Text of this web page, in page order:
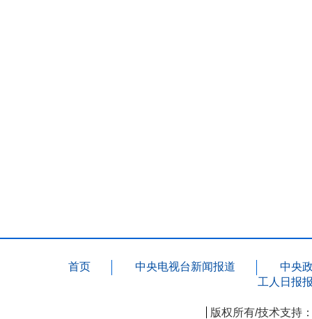
首页 中央电视台新闻报道
中央
工人日报
版权所有/技术支持